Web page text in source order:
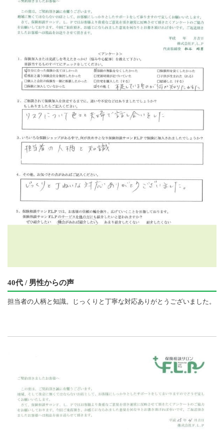
40代 / 男性からの声
担当者の人柄と知識。じっくりと丁寧な対応ありがとうございました。